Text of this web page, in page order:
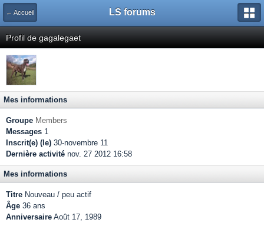
← Accueil LS forums
Profil de gagalegaet
Mes informations
Groupe Members
Messages 1
Inscrit(e) (le) 30-novembre 11
Dernière activité nov. 27 2012 16:58
Mes informations
Titre Nouveau / peu actif
Âge 36 ans
Anniversaire Août 17, 1989